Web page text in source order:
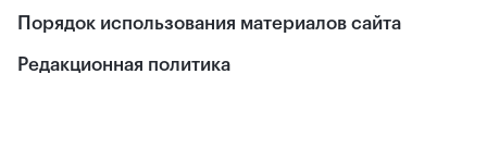
Порядок использования материалов сайта
Редакционная политика